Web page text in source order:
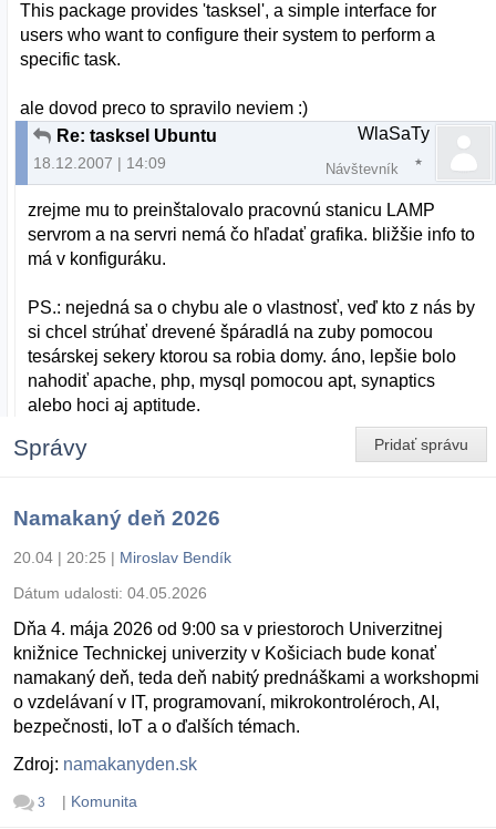
This package provides 'tasksel', a simple interface for
users who want to configure their system to perform a
specific task.
ale dovod preco to spravilo neviem :)
Re: tasksel Ubuntu
18.12.2007 | 14:09
WlaSaTy
Návštevník
zrejme mu to preinštalovalo pracovnú stanicu LAMP
servrom a na servri nemá čo hľadať grafika. bližšie info to
má v konfiguráku.
PS.: nejedná sa o chybu ale o vlastnosť, veď kto z nás by
si chcel strúhať drevené špáradlá na zuby pomocou
tesárskej sekery ktorou sa robia domy. áno, lepšie bolo
nahodiť apache, php, mysql pomocou apt, synaptics
alebo hoci aj aptitude.
Pridať správu
Správy
Namakaný deň 2026
20.04 | 20:25 | Miroslav Bendík
Dátum udalosti: 04.05.2026
Dňa 4. mája 2026 od 9:00 sa v priestoroch Univerzitnej
knižnice Technickej univerzity v Košiciach bude konať
namakaný deň, teda deň nabitý prednáškami a workshopmi
o vzdelávaní v IT, programovaní, mikrokontroléroch, AI,
bezpečnosti, IoT a o ďalších témach.
Zdroj: namakanyden.sk
3 | Komunita